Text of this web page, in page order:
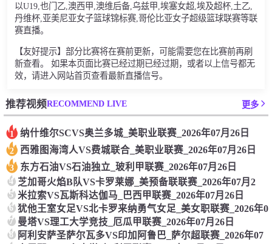
以U19,也门乙,澳西甲,澳维后备,乌兹甲,埃塞女超,埃及超杯,土乙,
丹维杯,亚美尼亚女子篮球锦标赛,哥伦比亚女子超级篮球联赛等联
赛直播。
【友好提示】部分比赛将在赛前更新，可能需要您在比赛前再刷
新查看。 如果本页面比赛已经过期已经过期，或者以上信号都无
效，请进入网站首页查看最新直播信号。
推荐视频RECOMMEND LIVE 更多
1 纳什维尔SCVS奥兰多城_美职业联赛_2026年07月26日
2 西雅图海湾人VS费城联合_美职业联赛_2026年07月26日
3 东方石油VS石油独立_玻利甲联赛_2026年07月26日
4 芝加哥火焰B队VS卡罗莱娜_美预备联联赛_2026年07月2
5 米拉索VS瓦斯科达伽马_巴西甲联赛_2026年07月26日
6 犹他王室女足VS北卡罗来纳勇气女足_美女职联赛_2026年0
7 曼塔VS理工大学竞技_厄瓜甲联赛_2026年07月26日
8 阿利安萨圣萨尔瓦多VS印加阿鲁巴_萨尔超联赛_2026年07